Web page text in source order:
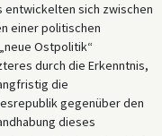
entwickelten sich zwischen
einer politischen
Ostpolitik“
durch die Erkenntnis,
die
gegenüber den
dieses